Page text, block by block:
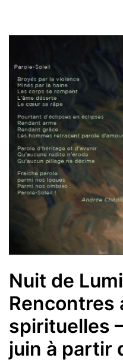
Nuit de
spirituelles
juin à partir